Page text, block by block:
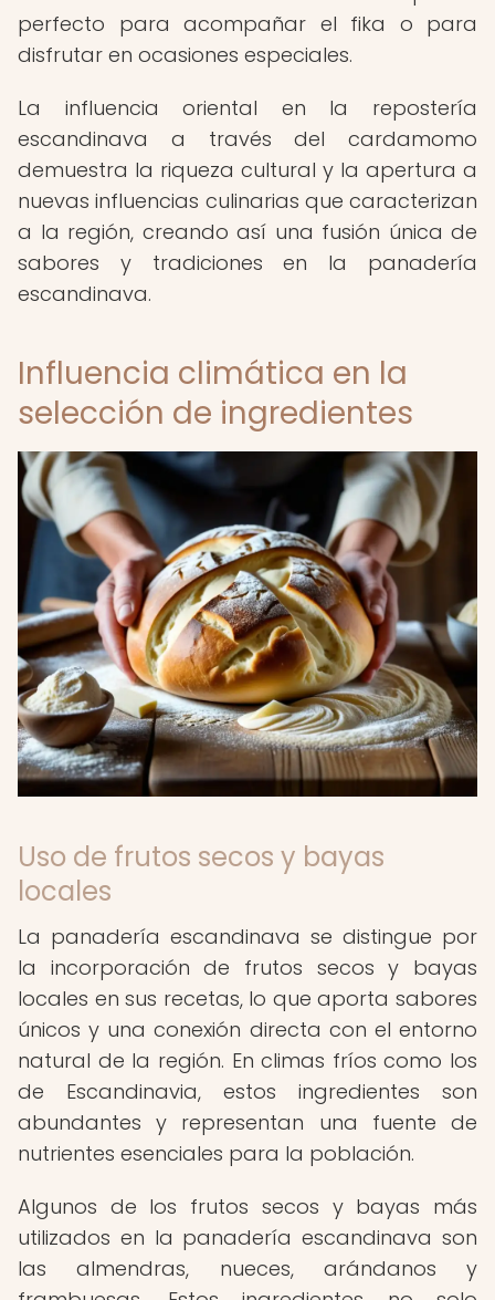
perfecto para acompañar el fika o para
disfrutar en ocasiones especiales.
La influencia oriental en la repostería
escandinava a través del cardamomo
demuestra la riqueza cultural y la apertura a
nuevas influencias culinarias que caracterizan
a la región, creando así una fusión única de
sabores y tradiciones en la panadería
escandinava.
Influencia climática en la
selección de ingredientes
Uso de frutos secos y bayas
locales
La panadería escandinava se distingue por
la incorporación de frutos secos y bayas
locales en sus recetas, lo que aporta sabores
únicos y una conexión directa con el entorno
natural de la región. En climas fríos como los
de Escandinavia, estos ingredientes son
abundantes y representan una fuente de
nutrientes esenciales para la población.
Algunos de los frutos secos y bayas más
utilizados en la panadería escandinava son
las almendras, nueces, arándanos y